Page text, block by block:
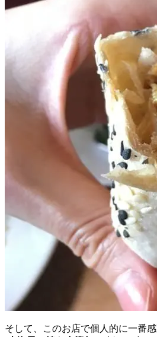
そして、このお店で個人的に一番